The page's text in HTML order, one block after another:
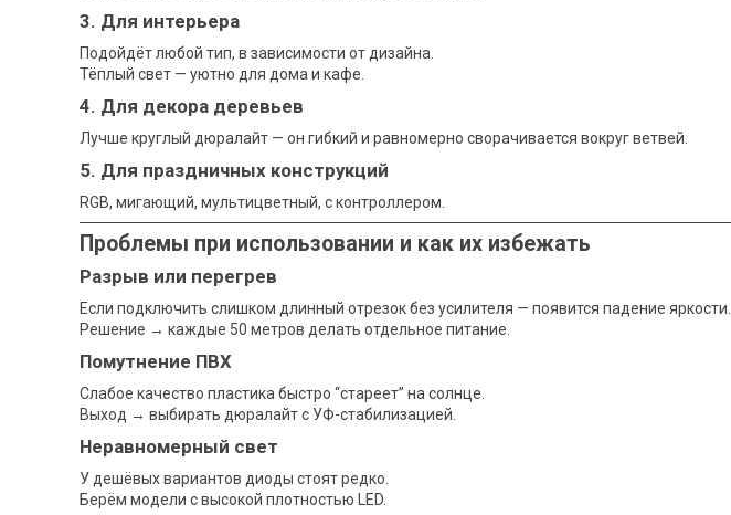
3. Для интерьера
Подойдёт любой тип, в зависимости от дизайна.
Тёплый свет — уютно для дома и кафе.
4. Для декора деревьев
Лучше круглый дюралайт — он гибкий и равномерно сворачивается вокруг ветвей.
5. Для праздничных конструкций
RGB, мигающий, мультицветный, с контроллером.
Проблемы при использовании и как их избежать
Разрыв или перегрев
Если подключить слишком длинный отрезок без усилителя — появится падение яркости.
Решение → каждые 50 метров делать отдельное питание.
Помутнение ПВХ
Слабое качество пластика быстро “стареет” на солнце.
Выход → выбирать дюралайт с УФ-стабилизацией.
Неравномерный свет
У дешёвых вариантов диоды стоят редко.
Берём модели с высокой плотностью LED.